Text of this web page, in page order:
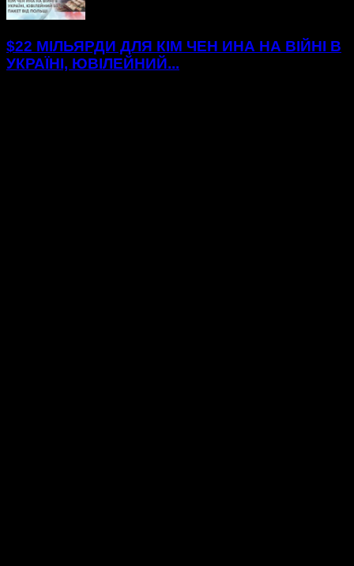
$22 МІЛЬЯРДИ ДЛЯ КІМ ЧЕН ИНА НА ВІЙНІ В
УКРАЇНІ, ЮВІЛЕЙНИЙ...